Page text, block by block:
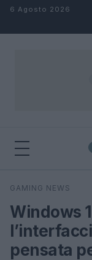
Salta al contenuto
6 Agosto 2026
Cerca
GAMING NEWS
Windows
pensata